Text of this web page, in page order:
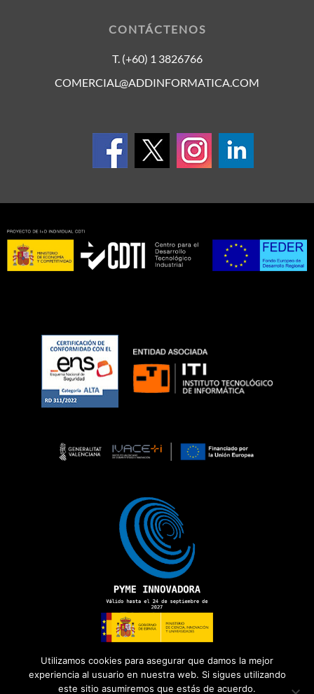
CONTÁCTENOS
T. (+60) 1 3826766
COMERCIAL@ADDINFORMATICA.COM
Utilizamos cookies para asegurar que damos la mejor
experiencia al usuario en nuestra web. Si sigues utilizando
este sitio asumiremos que estás de acuerdo.